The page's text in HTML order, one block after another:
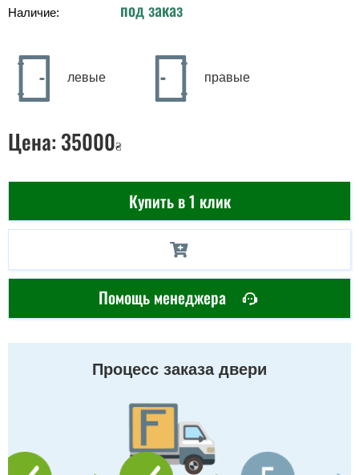
Наличие: под заказ
левые правые
Цена: 35000₴
Купить в 1 клик
Помощь менеджера
Процесс заказа двери